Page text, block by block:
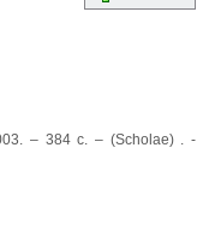
– 384 с. – (Scholae) . -